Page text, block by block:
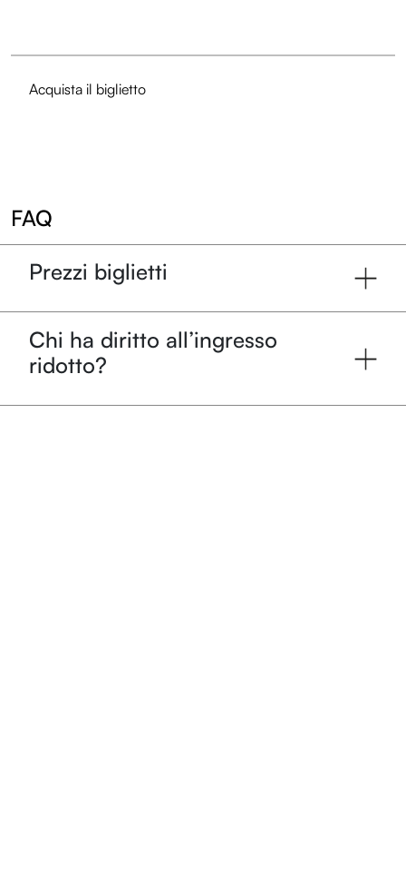
Acquista il biglietto
FAQ
Prezzi biglietti
Chi ha diritto all’ingresso
ridotto?